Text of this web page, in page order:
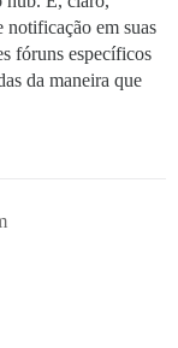
notificação em suas
fóruns específicos
da maneira que